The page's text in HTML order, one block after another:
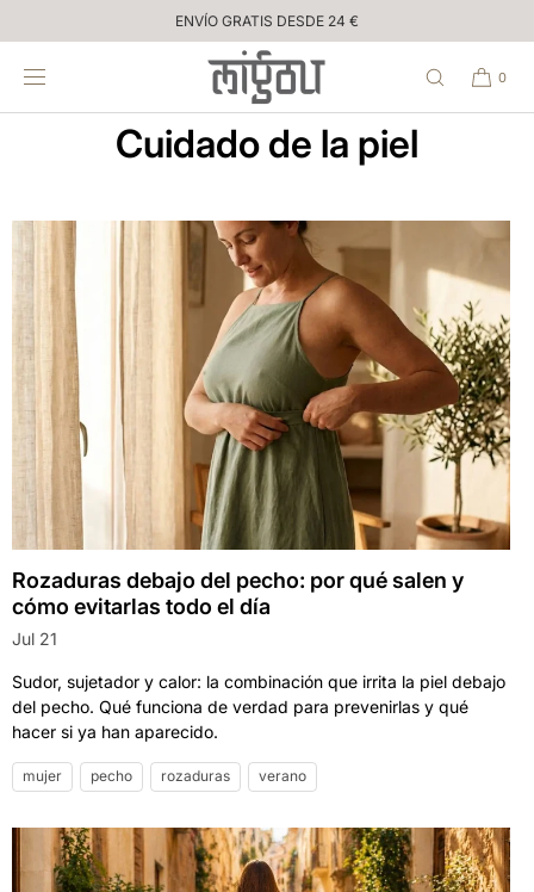
AL CONTENIDO
ENVÍO GRATIS DESDE 24 €
0
Cuidado de la piel
Rozaduras debajo del pecho: por qué salen y
cómo evitarlas todo el día
Jul 21
Sudor, sujetador y calor: la combinación que irrita la piel debajo
del pecho. Qué funciona de verdad para prevenirlas y qué
hacer si ya han aparecido.
mujer pecho rozaduras verano